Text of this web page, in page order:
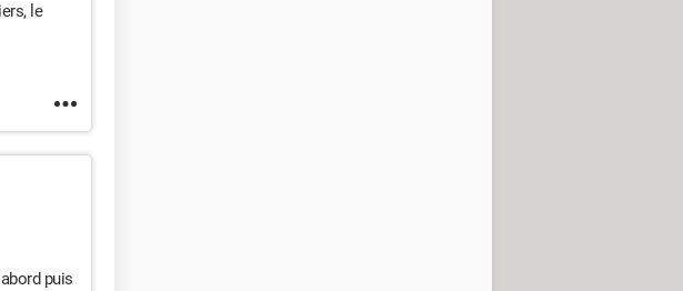
le
puis